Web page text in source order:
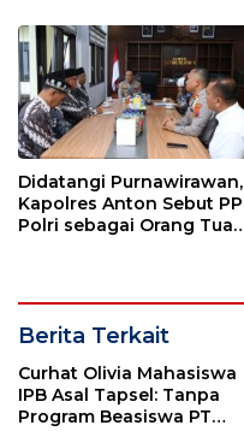
Didatangi Purnawirawan,
Kapolres Anton Sebut PP
Polri sebagai Orang Tua
Berita Terkait
Curhat Olivia Mahasiswa
IPB Asal Tapsel: Tanpa
Program Beasiswa PT